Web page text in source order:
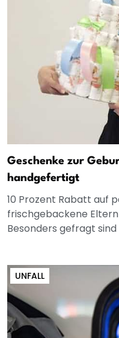
Geschenke zur
handgefertigt
10 Prozent Rabatt auf
frischgebackene
Besonders gefragt
UNFALL